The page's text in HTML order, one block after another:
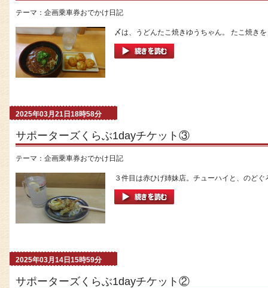
テーマ： 企画乗車券おでかけ日記
〆は、うどんたこ焼きゆうちゃん。 たこ焼き
2025年03月21日18時58分
サポーターズくらぶ1dayチケット③
テーマ： 企画乗車券おでかけ日記
３件目は赤ひげ姉妹店。チューハイと、のど
2025年03月14日15時59分
サポーターズくらぶ1dayチケット②